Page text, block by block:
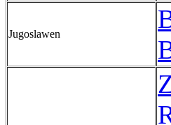
Jugoslawen